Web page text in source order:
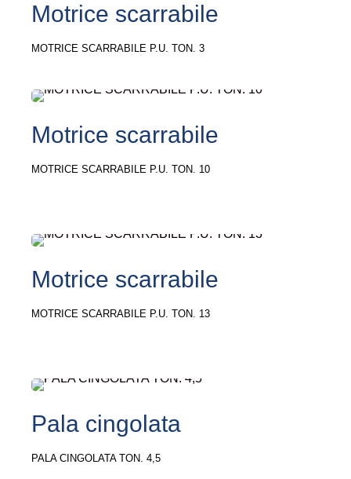
Motrice scarrabile
MOTRICE SCARRABILE P.U. TON. 3
Motrice scarrabile
MOTRICE SCARRABILE P.U. TON. 10
Motrice scarrabile
MOTRICE SCARRABILE P.U. TON. 13
Pala cingolata
PALA CINGOLATA TON. 4,5